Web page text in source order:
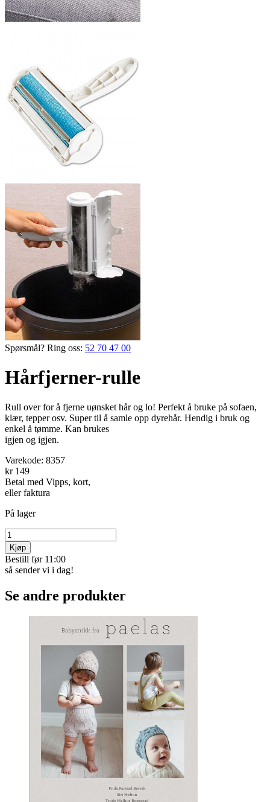
Spørsmål? Ring oss: 52 70 47 00
Hårfjerner-rulle
Rull over for å fjerne uønsket hår og lo! Perfekt å bruke på sofaen,
klær, tepper osv. Super til å samle opp dyrehår. Hendig i bruk og
enkel å tømme. Kan brukes
igjen og igjen.
Varekode: 8357
kr 149
Betal med Vipps, kort,
eller faktura
På lager
Kjøp
Bestill før 11:00
så sender vi i dag!
Se andre produkter